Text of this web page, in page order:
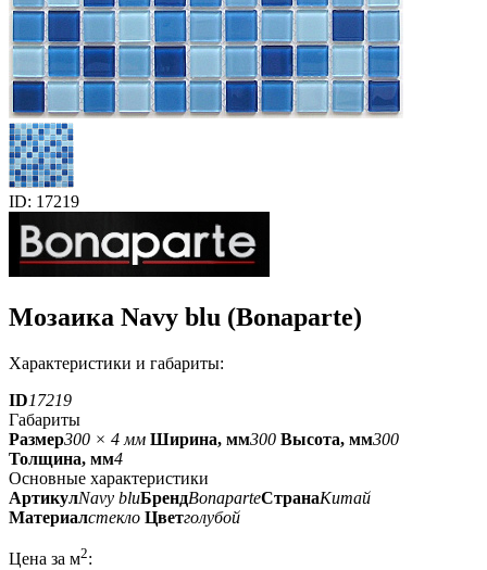
ID: 17219
Мозаика Navy blu (Bonaparte)
Характеристики и габариты:
ID17219
Габариты
Размер300 × 4 мм Ширина, мм300 Высота, мм300
Толщина, мм4
Основные характеристики
АртикулNavy bluБрендBonaparteСтранаКитай
Материалстекло Цветголубой
Цена за м2: